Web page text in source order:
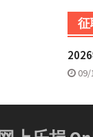
09/